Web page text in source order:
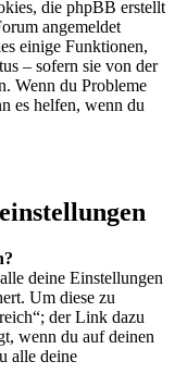
die phpBB erstellt
angemeldet
einige Funktionen,
– sofern sie von der
Wenn du Probleme
es helfen, wenn du
deine Einstellungen
Um diese zu
der Link dazu
wenn du auf deinen
alle deine